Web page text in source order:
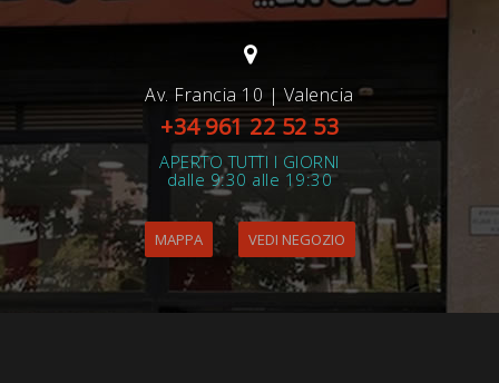
Av. Francia 10 | Valencia
+34 961 22 52 53
APERTO TUTTI I GIORNI
dalle 9:30 alle 19:30
MAPPA VEDI NEGOZIO